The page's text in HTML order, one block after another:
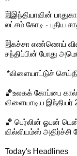
🗒️இந்தியாவின்
லட்சம் கோடி - புதிய
🗒️கச்சா எண்ணெய்
சந்திப்பின் போது
*விளையாட்டு்ச்
🏀உலகக் கோப்பை
விளையாடிய இந்தியர்
🏀 பெர்லின் ஓபன்
வில்லியம்ஸ் அதிர்ச்சி
Today's Headlines